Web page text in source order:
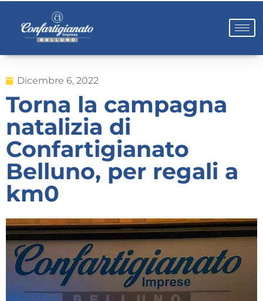
Dicembre 6, 2022
Torna la campagna
natalizia di
Confartigianato
Belluno, per regali a
km0